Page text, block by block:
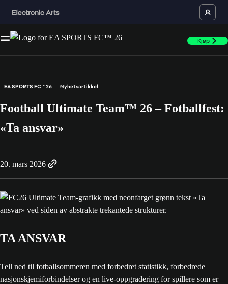
Kjøp
EA SPORTS FC™ 26 Nyhetsartikkel
Football Ultimate Team™ 26 – Fotballfest:
«Ta ansvar»
20. mars 2026
TA ANSVAR
Tell ned til fotballsommeren med forbedret statistikk, forbedrede
nasjonskjemiforbindelser og en live-oppgradering for spillere som er